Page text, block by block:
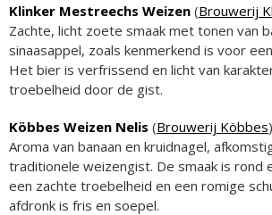
Klinker Mestreechs Weizen (Brouwerij
Zachte, licht zoete smaak met tonen van
sinaasappel, zoals kenmerkend is voor
Het bier is verfrissend en licht van
troebelheid door de gist.
Köbbes Weizen Nelis (Brouwerij Köbbes)
Aroma van banaan en kruidnagel,
traditionele weizengist. De smaak is rond
een zachte troebelheid en een romige
afdronk is fris en soepel.